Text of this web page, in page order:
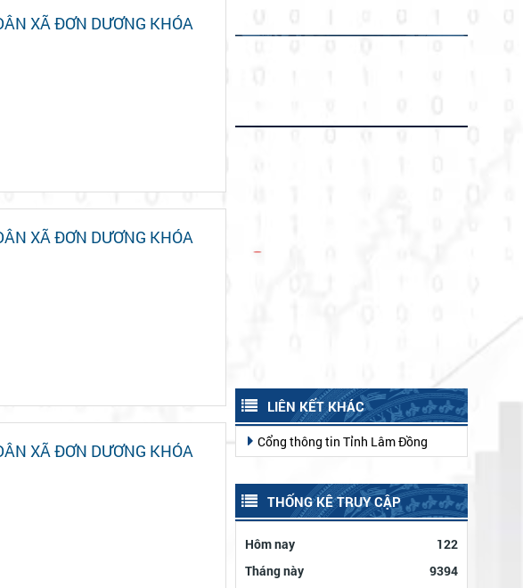
XÃ ĐƠN DƯƠNG KHÓA
XÃ ĐƠN DƯƠNG KHÓA
XÃ ĐƠN DƯƠNG KHÓA
LIÊN KẾT KHÁC
Cổng thông tin Tỉnh Lâm Đồng
THỐNG KÊ TRUY CẬP
Hôm nay
122
Tháng này
9394